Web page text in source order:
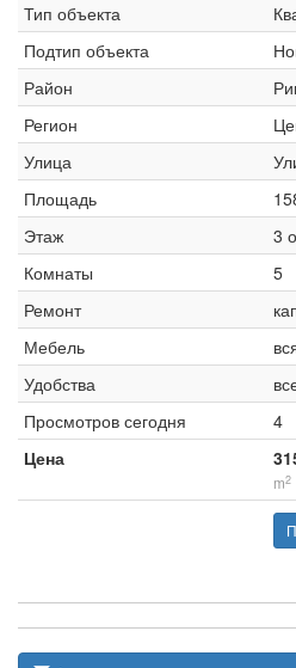
Тип объекта
Подтип объекта
Район
Регион
Улица
Площадь
Этаж
3
Комнаты
5
Ремонт
Мебель
Удобства
Просмотров сегодня
4
Цена
m2